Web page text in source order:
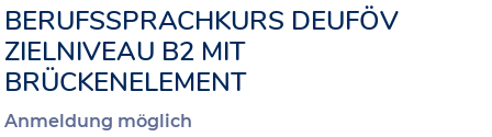
BERUFSSPRACHKURS DEUFÖV
ZIELNIVEAU B2 MIT
BRÜCKENELEMENT
Anmeldung möglich